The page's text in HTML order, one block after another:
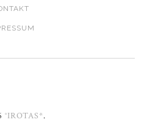
°IROTAS*.